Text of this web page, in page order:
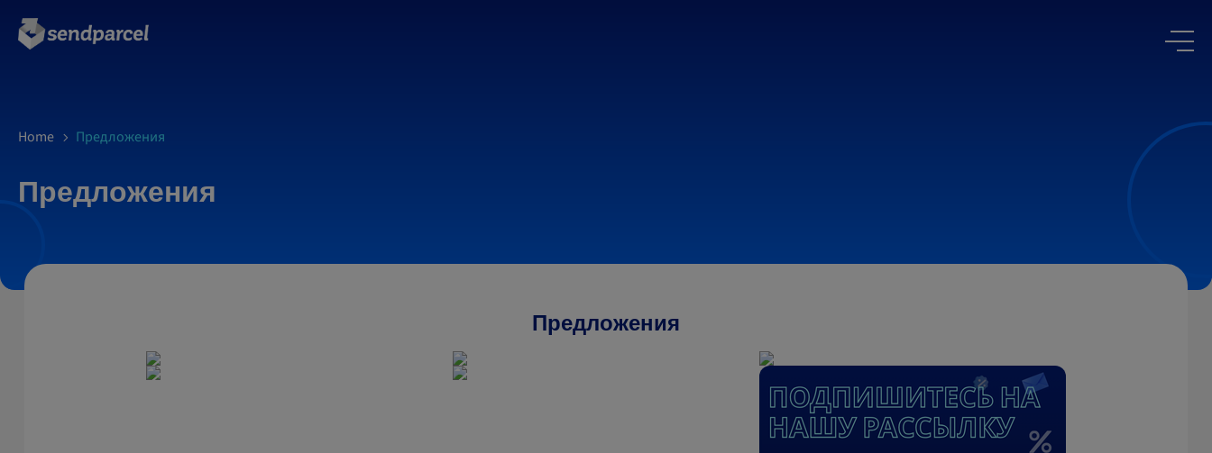
Home Предложения
Предложения
Предложения